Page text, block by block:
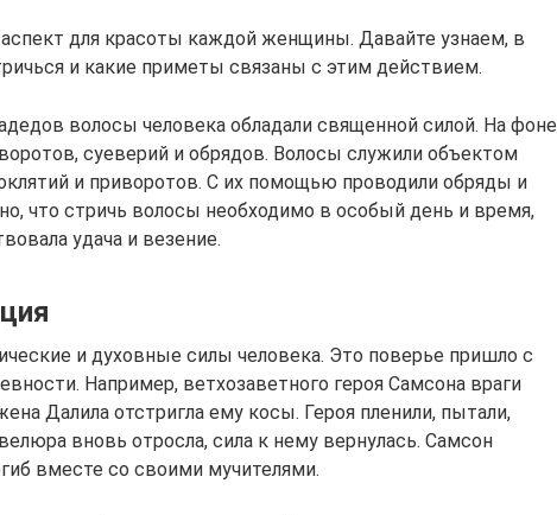
для красоты каждой женщины. Давайте узнаем, в
и какие приметы связаны с этим действием.
волосы человека обладали священной силой. На фоне
суеверий и обрядов. Волосы служили объектом
и приворотов. С их помощью проводили обряды и
что стричь волосы необходимо в особый день и время,
удача и везение.
и духовные силы человека. Это поверье пришло с
Например, ветхозаветного героя Самсона враги
Далила отстригла ему косы. Героя пленили, пытали,
вновь отросла, сила к нему вернулась. Самсон
вместе со своими мучителями.